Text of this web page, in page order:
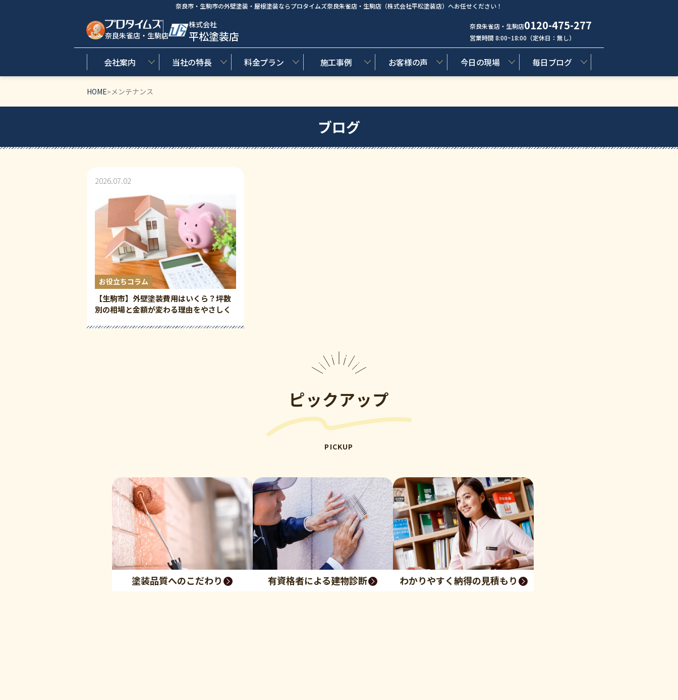
奈良市・生駒市の外壁塗装・屋根塗装ならプロタイムズ奈良朱雀店・生駒店（株式会社平松塗装店）へお任せください！
奈良朱雀店・生駒店
株式会社
平松塗装店
奈良朱雀店・生駒店0120-475-277
営業時間 8:00~18:00（定休日：無し）
会社案内 当社の特長 料金プラン 施工事例 お客様の声 今日の現場 毎日ブログ
HOME>メンテナンス
ブログ
2026.07.02
お役立ちコラム
【生駒市】外壁塗装費用はいくら？坪数
別の相場と金額が変わる理由をやさしく
ピックアップ
PICKUP
塗装品質へのこだわり 有資格者による建物診断 わかりやすく納得の見積もり